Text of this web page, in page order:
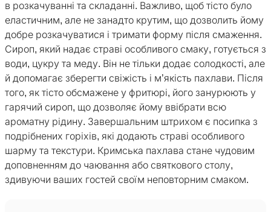
в розкачуванні та складанні. Важливо, щоб тісто було
еластичним, але не занадто крутим, що дозволить йому
добре розкачуватися і тримати форму після смаження.
Сироп, який надає страві особливого смаку, готується з
води, цукру та меду. Він не тільки додає солодкості, але
й допомагає зберегти свіжість і м’якість пахлави. Після
того, як тісто обсмажене у фритюрі, його занурюють у
гарячий сироп, що дозволяє йому ввібрати всю
ароматну рідину. Завершальним штрихом є посипка з
подрібнених горіхів, які додають страві особливого
шарму та текстури. Кримська пахлава стане чудовим
доповненням до чаювання або святкового столу,
здивуючи ваших гостей своїм неповторним смаком.